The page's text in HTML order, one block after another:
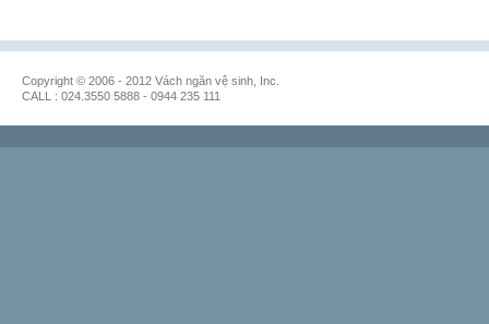
Copyright © 2006 - 2012 Vách ngăn vệ sinh, Inc.
CALL : 024.3550 5888 - 0944 235 111